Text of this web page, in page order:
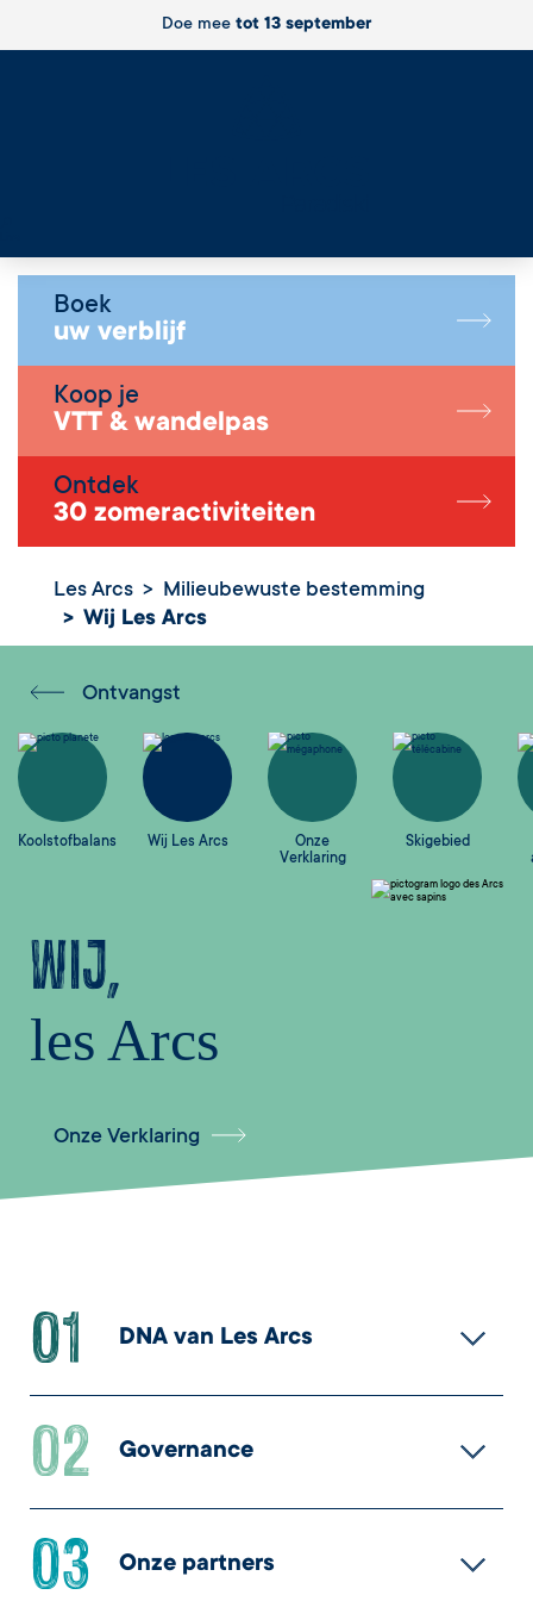
Doe mee tot 13 september
Boek
uw verblijf
Koop je
VTT & wandelpas
Ontdek
30 zomeractiviteiten
Les Arcs
Milieubewuste bestemming
Wij Les Arcs
Ontvangst
Koolstofbalans Wij Les Arcs
Onze
Verklaring
Skigebied
Wij,
les Arcs
Onze Verklaring
01 DNA van Les Arcs
HET ONTSTAAN VAN EEN
OORSPRONKELIJKE
GEMEENSCHAP
02 Governance
EEN MEERVOUDIG BESTUUR!
03 Onze partners